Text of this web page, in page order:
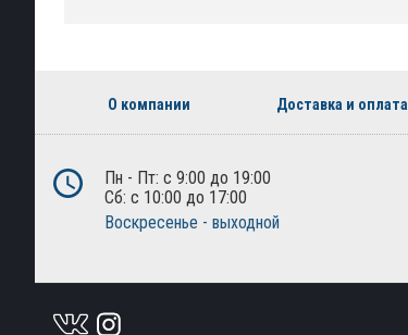
О компании Доставка и оплата
Пн - Пт: с 9:00 до 19:00
Сб: с 10:00 до 17:00
Воскресенье - выходной